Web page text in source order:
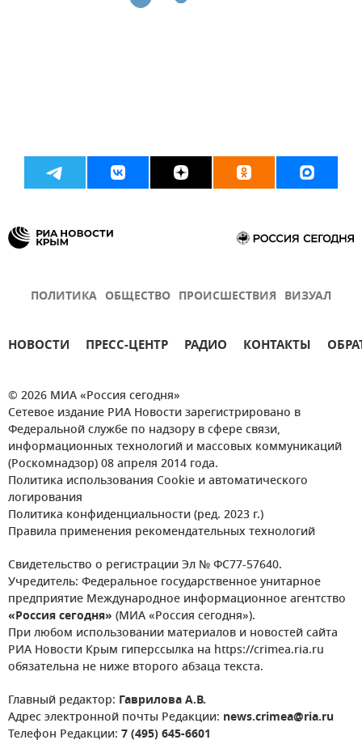
ПОЛИТИКА ОБЩЕСТВО ПРОИСШЕСТВИЯ ВИЗУАЛ
НОВОСТИ ПРЕСС-ЦЕНТР РАДИО КОНТАКТЫ
© 2026 МИА «Россия сегодня»
Сетевое издание РИА Новости зарегистрировано в
Федеральной службе по надзору в сфере связи,
информационных технологий и массовых коммуникаций
(Роскомнадзор) 08 апреля 2014 года.
Политика использования Cookie и автоматического
логирования
Политика конфиденциальности (ред. 2023 г.)
Правила применения рекомендательных технологий
Свидетельство о регистрации Эл № ФС77-57640.
Учредитель: Федеральное государственное унитарное
предприятие Международное информационное агентство
«Россия сегодня» (МИА «Россия сегодня»).
При любом использовании материалов и новостей сайта
РИА Новости Крым гиперссылка на https://crimea.ria.ru
обязательна не ниже второго абзаца текста.
Главный редактор: Гаврилова А.В.
Адрес электронной почты Редакции: news.crimea@ria.ru
Телефон Редакции: 7 (495) 645-6601